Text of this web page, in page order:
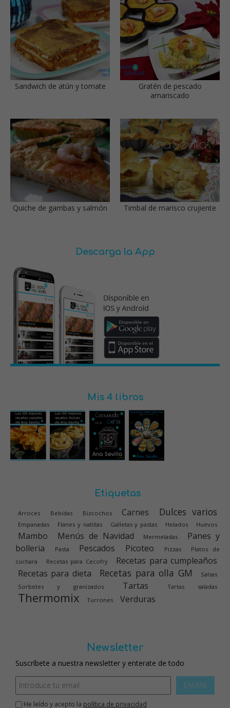
Sandwich de atún y tomate
Gratén de pescado
amariscado
Quiche de gambas y salmón Timbal de marisco crujiente
Descarga la App
Mis 4 libros
Etiquetas
Arroces Bebidas Bizcochos Carnes Dulces varios
Empanadas Flanes y natillas Galletas y pastas Helados Huevos
Mambo Menús de Navidad Mermeladas
Panes y
bolleria
Pasta Pescados Picoteo Pizzas
Platos de
cuchara
Recetas para Cecofry
Recetas para cumpleaños
Recetas para dieta
Recetas para olla GM
Salsas
Sorbetes y granizados
Tartas Tartas saladas
Thermomix Turrones Verduras
Newsletter
Suscríbete a nuestra newsletter y enterate de todo
ENVIAR
He leído y acepto la política de privacidad